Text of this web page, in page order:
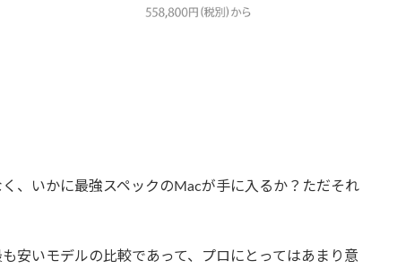
、いかに最強スペックのMacが手に入るか？ただそれ
安いモデルの比較であって、プロにとってはあまり意